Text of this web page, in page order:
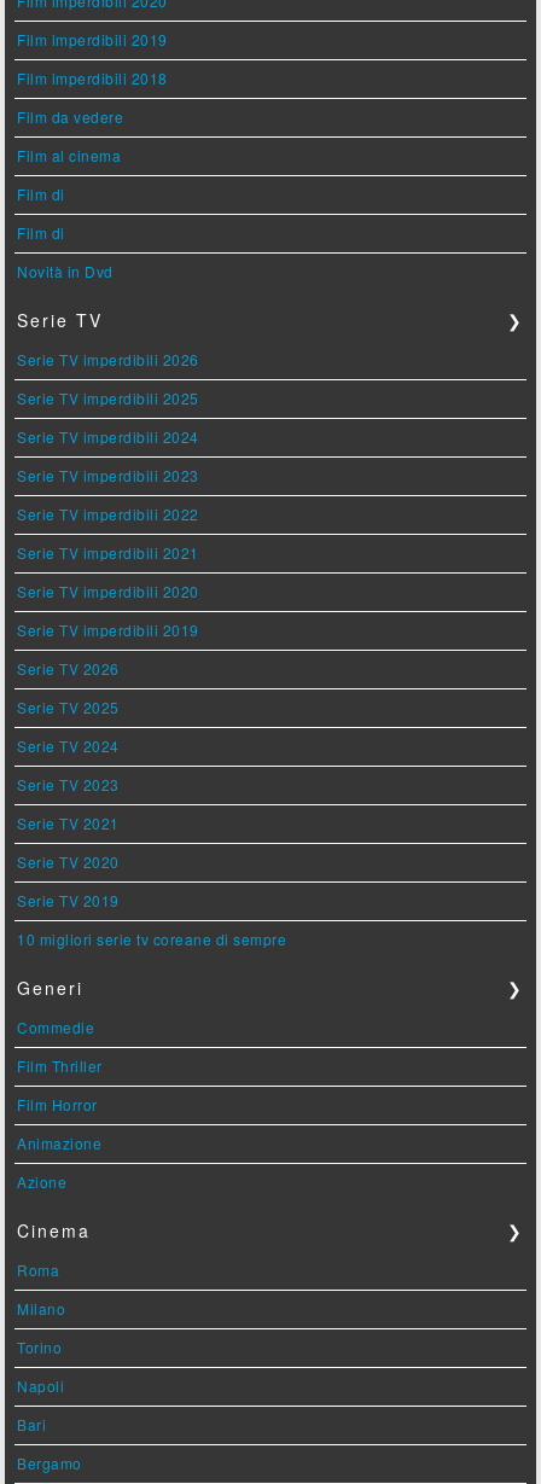
Film imperdibili 2019
Film imperdibili 2018
Film da vedere
Film al cinema
Film di
Film di
Novità in Dvd
Serie TV ❯
Serie TV imperdibili 2026
Serie TV imperdibili 2025
Serie TV imperdibili 2024
Serie TV imperdibili 2023
Serie TV imperdibili 2022
Serie TV imperdibili 2021
Serie TV imperdibili 2020
Serie TV imperdibili 2019
Serie TV 2026
Serie TV 2025
Serie TV 2024
Serie TV 2023
Serie TV 2021
Serie TV 2020
Serie TV 2019
10 migliori serie tv coreane di sempre
Generi ❯
Commedie
Film Thriller
Film Horror
Animazione
Azione
Cinema ❯
Roma
Milano
Torino
Napoli
Bari
Bergamo